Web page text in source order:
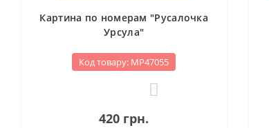
Картина по номерам "Русалочка
Урсула"
Код товару: МР47055
420 грн.